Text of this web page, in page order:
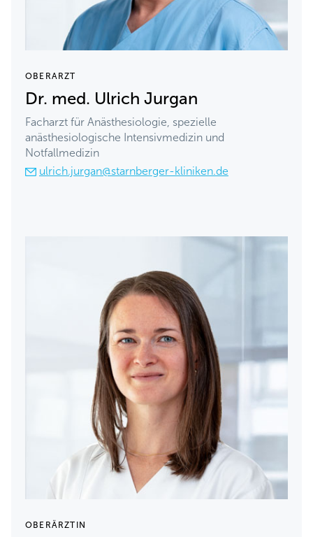
OBERARZT
Dr. med. Ulrich Jurgan
Facharzt für Anästhesiologie, spezielle
anästhesiologische Intensivmedizin und
Notfallmedizin
ulrich.jurgan@starnberger-kliniken.de
OBERÄRZTIN